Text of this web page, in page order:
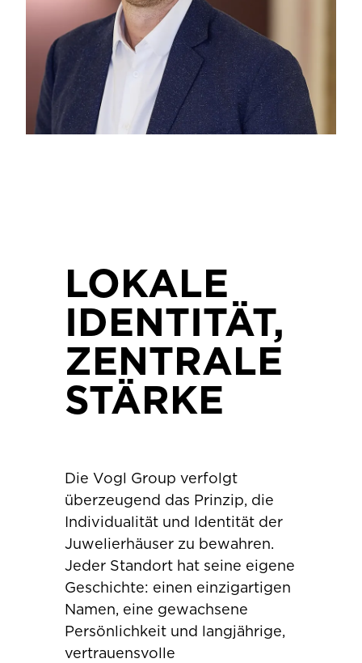
LOKALE
IDENTITÄT,
ZENTRALE
STÄRKE
Die Vogl Group verfolgt
überzeugend das Prinzip, die
Individualität und Identität der
Juwelierhäuser zu bewahren.
Jeder Standort hat seine eigene
Geschichte: einen einzigartigen
Namen, eine gewachsene
Persönlichkeit und langjährige,
vertrauensvolle